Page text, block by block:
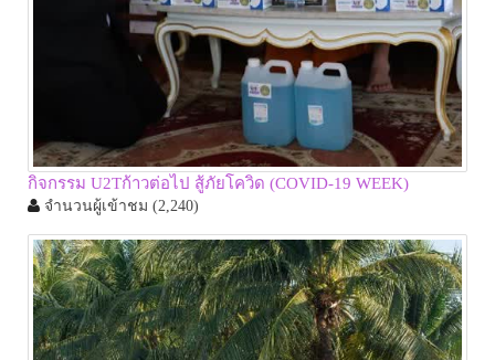
กิจกรรม U2Tก้าวต่อไป สู้ภัยโควิด (COVID-19 WEEK)
จำนวนผู้เข้าชม (2,240)